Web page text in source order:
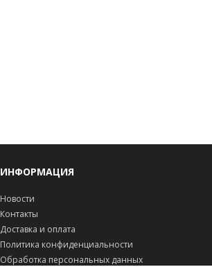
ИНФОРМАЦИЯ
Новости
Контакты
Доставка и оплата
Политика конфиденциальности
Обработка персональных данных